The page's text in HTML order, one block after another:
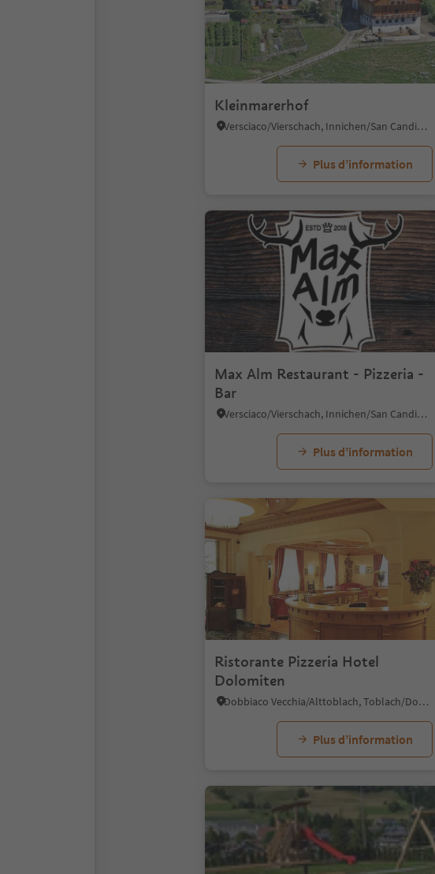
Kleinmarerhof
Versciaco/Vierschach, Innichen/San Candido, Dolomites Region 3 Zinnen
Plus d’information
Max Alm Restaurant - Pizzeria -
Bar
Versciaco/Vierschach, Innichen/San Candido, Dolomites Region 3 Zinnen
Plus d’information
Ristorante Pizzeria Hotel
Dolomiten
Dobbiaco Vecchia/Alttoblach, Toblach/Dobbiaco, Dolomites Region 3 Zinnen
Plus d’information